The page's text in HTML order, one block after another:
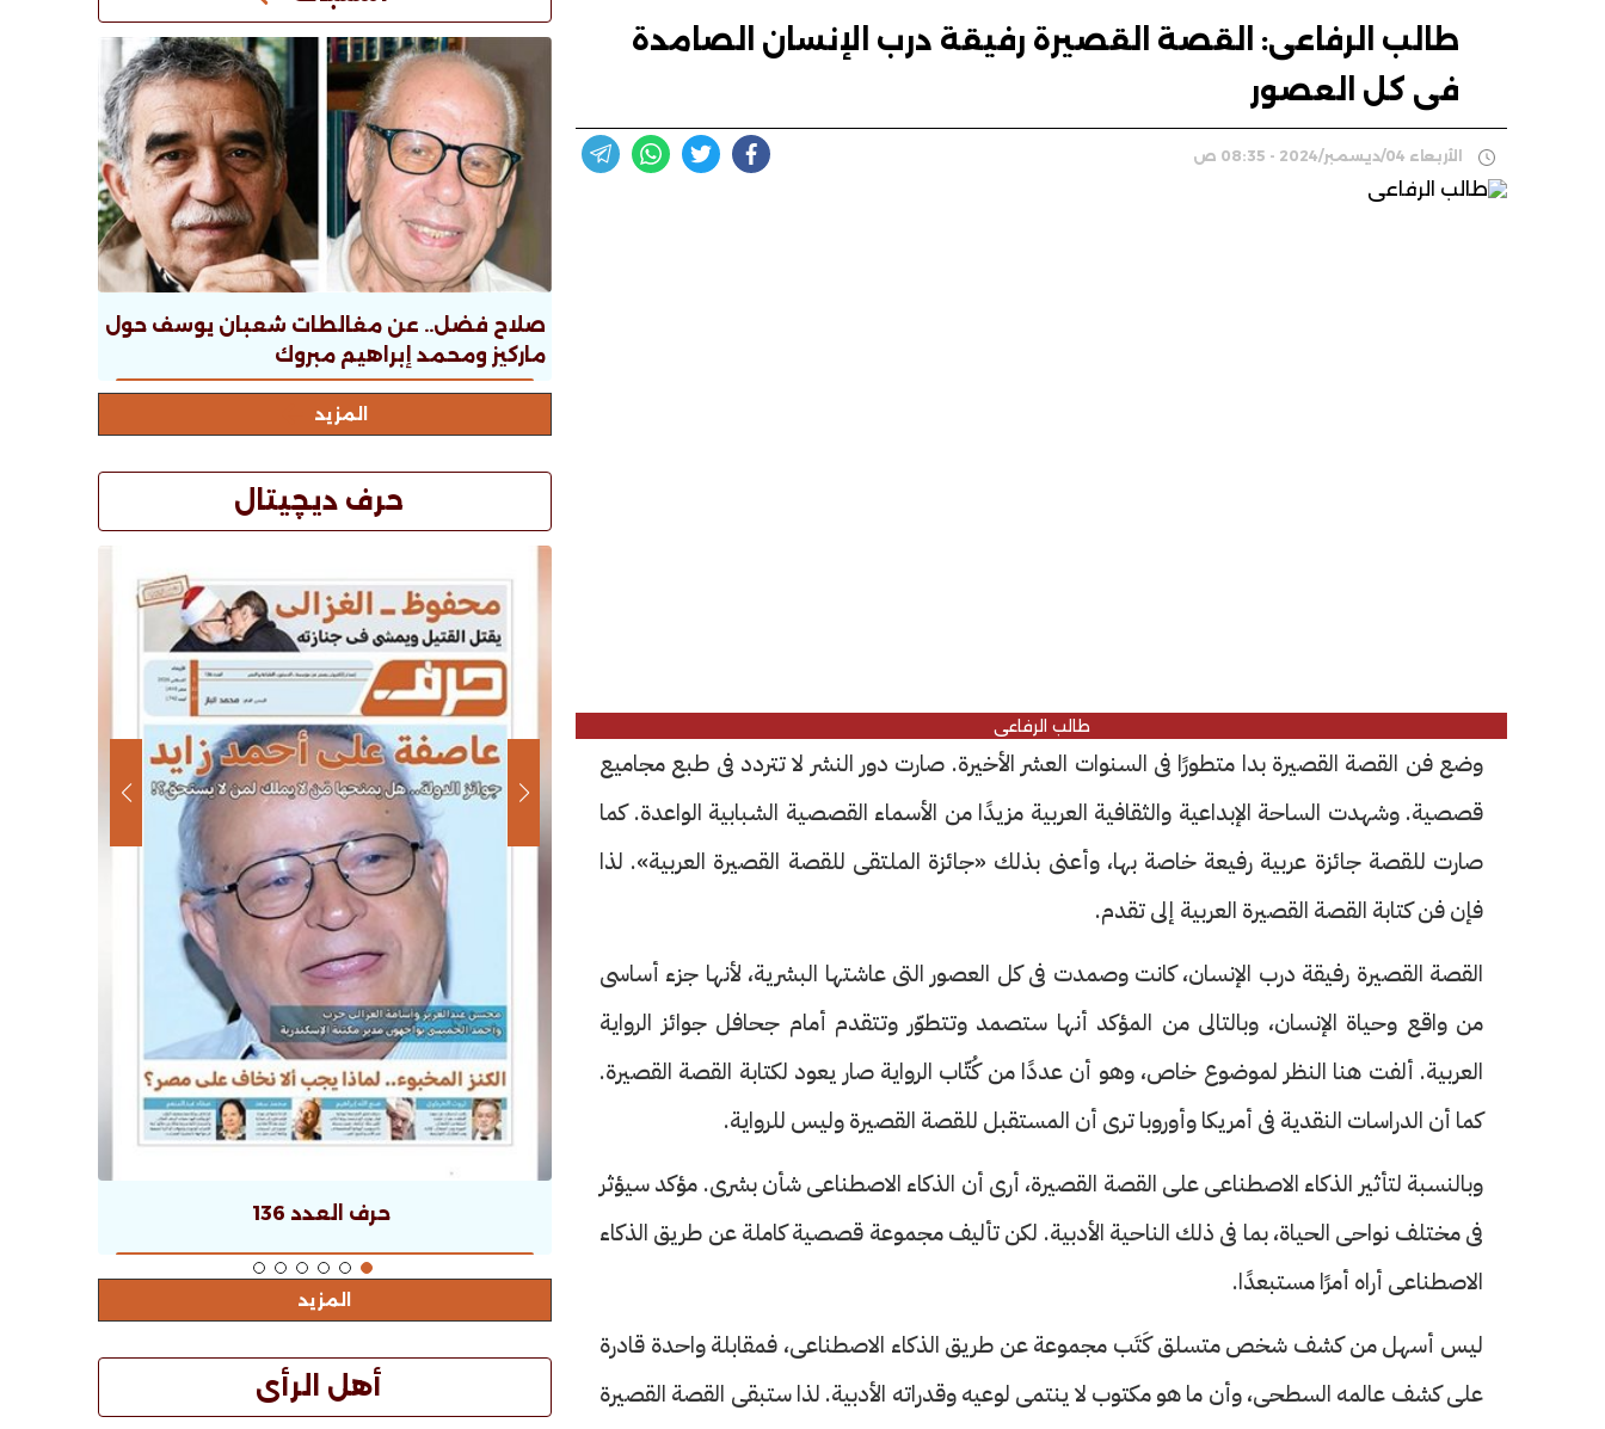
طالب الرفاعى: القصة القصيرة رفيقة درب الإنسان الصامدة
فى كل العصور
الأربعاء 04/ديسمبر/2024 - 08:35 ص
طالب الرفاعى
وضع فن القصة القصيرة بدا متطورًا فى السنوات العشر الأخيرة. صارت دور النشر لا تتردد فى طبع مجاميع
قصصية. وشهدت الساحة الإبداعية والثقافية العربية مزيدًا من الأسماء القصصية الشبابية الواعدة. كما
صارت للقصة جائزة عربية رفيعة خاصة بها، وأعنى بذلك «جائزة الملتقى للقصة القصيرة العربية». لذا
فإن فن كتابة القصة القصيرة العربية إلى تقدم.
القصة القصيرة رفيقة درب الإنسان، كانت وصمدت فى كل العصور التى عاشتها البشرية، لأنها جزء أساسى
من واقع وحياة الإنسان، وبالتالى من المؤكد أنها ستصمد وتتطوّر وتتقدم أمام جحافل جوائز الرواية
العربية. ألفت هنا النظر لموضوع خاص، وهو أن عددًا من كُتّاب الرواية صار يعود لكتابة القصة القصيرة.
كما أن الدراسات النقدية فى أمريكا وأوروبا ترى أن المستقبل للقصة القصيرة وليس للرواية.
وبالنسبة لتأثير الذكاء الاصطناعى على القصة القصيرة، أرى أن الذكاء الاصطناعى شأن بشرى. مؤكد سيؤثر
فى مختلف نواحى الحياة، بما فى ذلك الناحية الأدبية. لكن تأليف مجموعة قصصية كاملة عن طريق الذكاء
الاصطناعى أراه أمرًا مستبعدًا.
ليس أسهل من كشف شخص متسلق كَتَب مجموعة عن طريق الذكاء الاصطناعى، فمقابلة واحدة قادرة
على كشف عالمه السطحى، وأن ما هو مكتوب لا ينتمى لوعيه وقدراته الأدبية. لذا ستبقى القصة القصيرة
صلاح فضل.. عن مغالطات شعبان يوسف حول
ماركيز ومحمد إبراهيم مبروك
المزيد
حرف ديچيتال
حرف العدد 136
المزيد
أهل الرأى